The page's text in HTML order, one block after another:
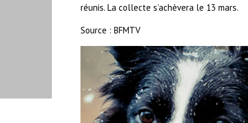
réunis. La collecte s’achèvera le 13 mars.
Source : BFMTV